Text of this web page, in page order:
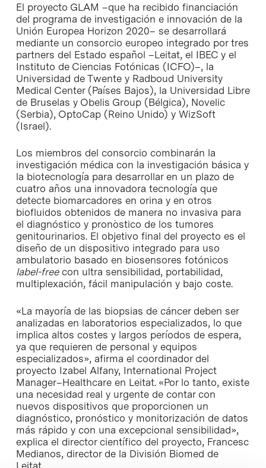
El proyecto GLAM –que ha recibido financiación
del programa de investigación e innovación de la
Unión Europea Horizon 2020– se desarrollará
mediante un consorcio europeo integrado por tres
partners del Estado español –Leitat, el IBEC y el
Instituto de Ciencias Fotónicas (ICFO)–, la
Universidad de Twente y Radboud University
Medical Center (Países Bajos), la Universidad Libre
de Bruselas y Obelis Group (Bélgica), Novelic
(Serbia), OptoCap (Reino Unido) y WizSoft
(Israel).
Los miembros del consorcio combinarán la
investigación médica con la investigación básica y
la biotecnología para desarrollar en un plazo de
cuatro años una innovadora tecnología que
detecte biomarcadores en orina y en otros
biofluidos obtenidos de manera no invasiva para
el diagnóstico y pronòstico de los tumores
genitourinarios. El objetivo final del proyecto es el
diseño de un dispositivo integrado para uso
ambulatorio basado en biosensores fotónicos
label-free con ultra sensibilidad, portabilidad,
multiplexación, fácil manipulación y bajo coste.
«La mayoría de las biopsias de cáncer deben ser
analizadas en laboratorios especializados, lo que
implica altos costes y largos períodos de espera,
ya que requieren de personal y equipos
especializados», afirma el coordinador del
proyecto Izabel Alfany, International Project
Manager–Healthcare en Leitat. «Por lo tanto, existe
una necesidad real y urgente de contar con
nuevos dispositivos que proporcionen un
diagnóstico, pronóstico y monitorización de datos
más rápido y con una excepcional sensibilidad»,
explica el director científico del proyecto, Francesc
Medianos, director de la División Biomed de
Leitat.